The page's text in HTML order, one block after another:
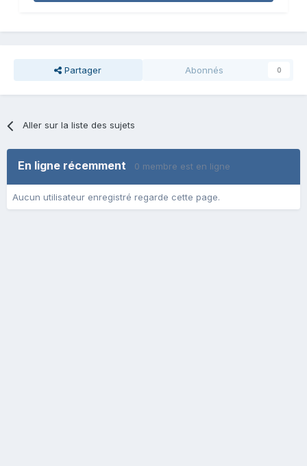
Partager Abonnés 0
Aller sur la liste des sujets
En ligne récemment 0 membre est en ligne
Aucun utilisateur enregistré regarde cette page.